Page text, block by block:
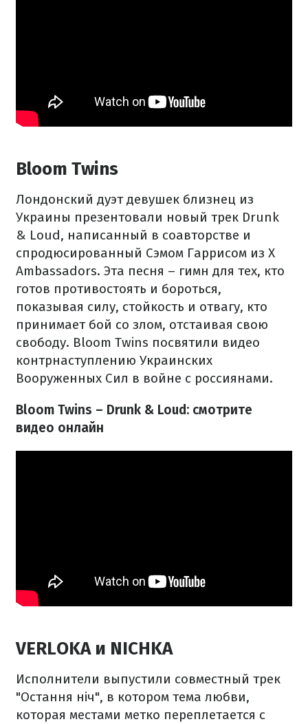
Bloom Twins
Лондонский дуэт девушек близнец из
Украины презентовали новый трек Drunk
& Loud, написанный в соавторстве и
спродюсированный Сэмом Гаррисом из X
Ambassadors. Эта песня – гимн для тех, кто
готов противостоять и бороться,
показывая силу, стойкость и отвагу, кто
принимает бой со злом, отстаивая свою
свободу. Bloom Twins посвятили видео
контрнаступлению Украинских
Вооруженных Сил в войне с россиянами.
Bloom Twins – Drunk & Loud: смотрите
видео онлайн
VERLOKA и NICHKA
Исполнители выпустили совместный трек
"Остання ніч", в котором тема любви,
которая местами метко переплетается с